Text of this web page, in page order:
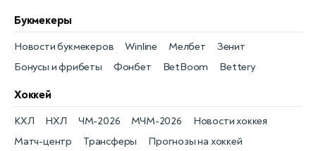
Букмекеры
Бонусы и фрибеты
Новости букмекеров
Фонбет
Winline
BetBoom
Мелбет
Bettery
Зенит
Хоккей
Новости хоккея
КХЛ
Матч-центр
НХЛ
Трансферы
ЧМ-2026
Прогнозы на хоккей
МЧМ-2026